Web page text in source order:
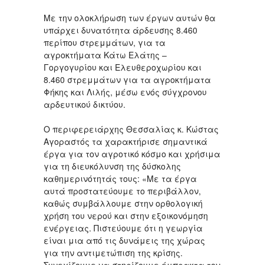
Με την ολοκλήρωση των έργων αυτών θα
υπάρχει δυνατότητα άρδευσης 8.460
περίπου στρεμμάτων, για τα
αγροκτήματα Κάτω Ελάτης –
Γοργογυρίου και Ελευθεροχωρίου και
8.460 στρεμμάτων για τα αγροκτήματα
Φήκης και Λιλής, μέσω ενός σύγχρονου
αρδευτικού δικτύου.
Ο περιφερειάρχης Θεσσαλίας κ. Κώστας
Αγοραστός τα χαρακτήρισε σημαντικά
έργα για τον αγροτικό κόσμο και χρήσιμα
για τη διευκόλυνση της δύσκολης
καθημερινότητάς τους: «Με τα έργα
αυτά προστατεύουμε το περιβάλλον,
καθώς συμβάλλουμε στην ορθολογική
χρήση του νερού και στην εξοικονόμηση
ενέργειας. Πιστεύουμε ότι η γεωργία
είναι μια από τις δυνάμεις της χώρας
για την αντιμετώπιση της κρίσης.